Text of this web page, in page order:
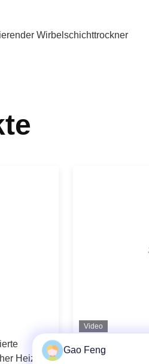
Wirbelschichttrockner
Heizung
Video
Gao Feng